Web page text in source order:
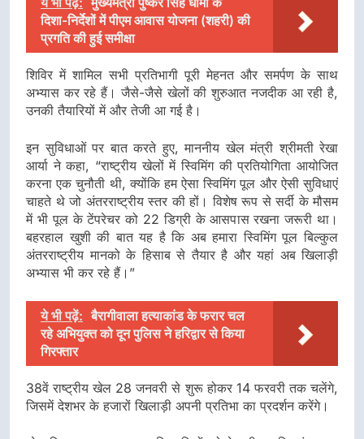
दिशा-निर्देशों में पीएम आवास योजना (शहरी) की
प्रगति की हुई समीक्षा
शिविर में शामिल सभी प्रतिभागी पूरी मेहनत और समर्पण के साथ
अभ्यास कर रहे हैं। जैसे-जैसे खेलों की शुरुआत नजदीक आ रही है,
उनकी तैयारियों में और तेजी आ गई है।
इन सुविधाओं पर बात करते हुए, माननीय खेल मंत्री श्रीमती रेखा
आर्या ने कहा, “राष्ट्रीय खेलों में स्विमिंग की प्रतियोगिता आयोजित
करना एक चुनौती थी, क्योंकि हम ऐसा स्विमिंग पूल और ऐसी सुविधाएं
चाहते थे जो अंतरराष्ट्रीय स्तर की हों। विशेष रूप से सर्दी के मौसम
में भी पूल के टेंपरेचर को 22 डिग्री के आसपास रखना जरूरी था।
बहरहाल खुशी की बात यह है कि अब हमारा स्विमिंग पूल बिल्कुल
अंतरराष्ट्रीय मानको के हिसाब से तैयार है और यहां अब खिलाड़ी
अभ्यास भी कर रहे हैं।”
ये भी पढ़ें: बैरागीवाला हत्याकांड के फरार चल
रहे अभियुक्त को दून पुलिस ने हरिद्वार से किया
गिरफ्तार
38वें राष्ट्रीय खेल 28 जनवरी से शुरू होकर 14 फरवरी तक चलेंगे,
जिसमें देशभर के हजारों खिलाड़ी अपनी प्रतिभा का प्रदर्शन करेंगे।